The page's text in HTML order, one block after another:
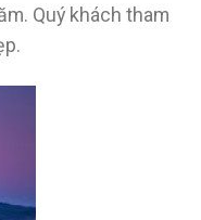
Quý khách tham